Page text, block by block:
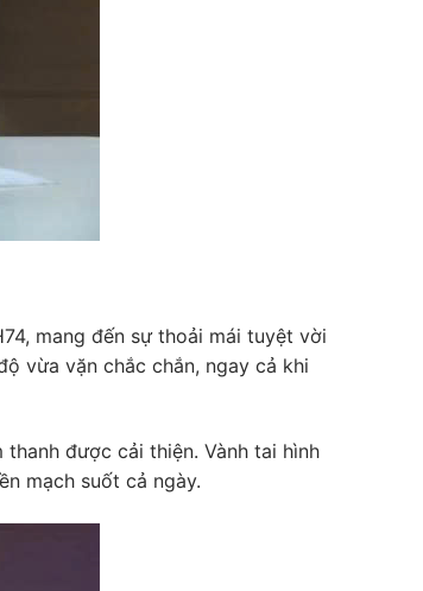
mang đến sự thoải mái tuyệt vời
vừa vặn chắc chắn, ngay cả khi
được cải thiện. Vành tai hình
mạch suốt cả ngày.